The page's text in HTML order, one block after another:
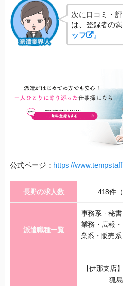
次に口コミ・
は、登録者の
ッフ
』
公式ページ： https://
長野の求人数 418件
派遣職種一覧
事務系・秘
業務・広報
業系・販売
【伊那支店
狐